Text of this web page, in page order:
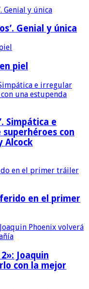
Genial y única
piel
Simpática e
con
Alcock
en el primer
Joaquin
con la mejor